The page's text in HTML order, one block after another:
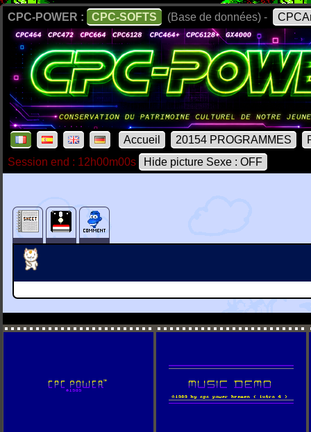
CPC-POWER : CPC-SOFTS (Base de données) -
Accueil 20154 PROGRAMMES
Session end : 12h00m00s
Hide picture Sexe : OFF